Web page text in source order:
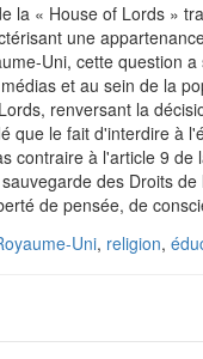
la « House of Lords »
une
Uni, cette question
et au sein de la
renversant la
que le fait d'interdire à
contraire à l'article 9 de
des Droits de
de pensée, de
Uni, religion,